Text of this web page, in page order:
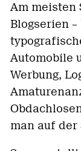
Am meisten
Blogserien
Automobile
Werbung,
man auf der